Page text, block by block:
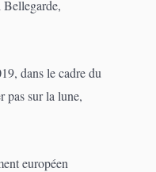
dans le cadre du
pas sur la lune,
européen